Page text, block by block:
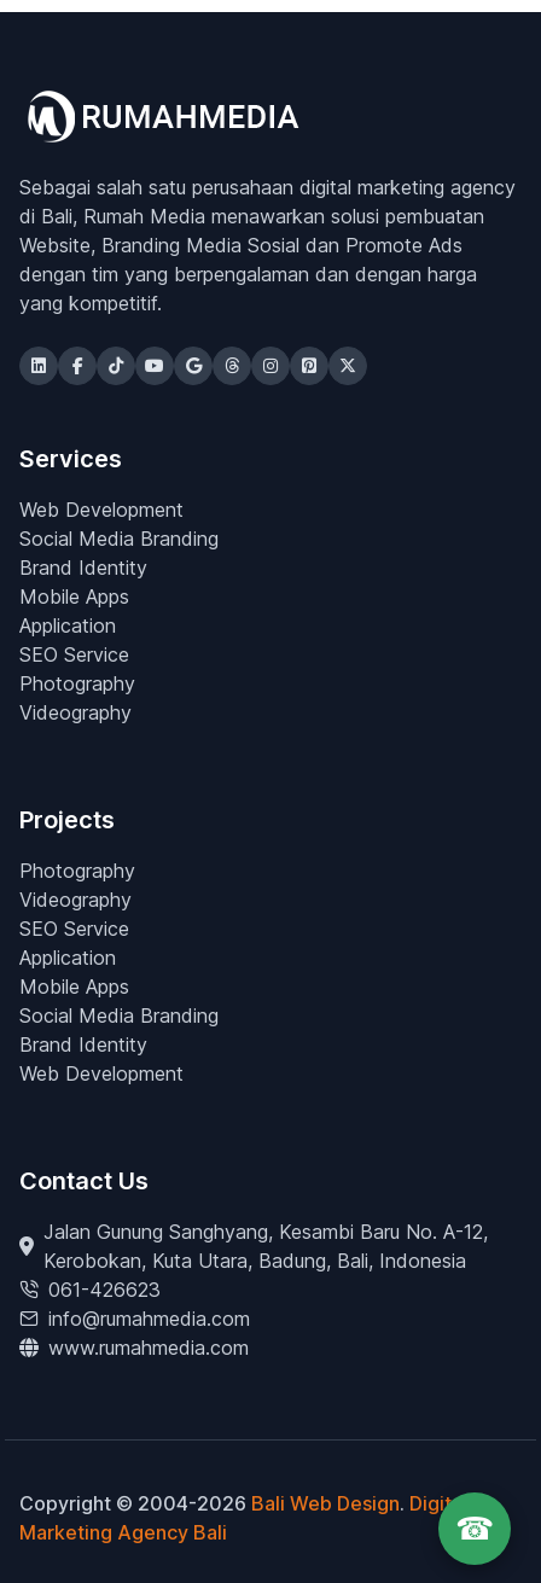
Sebagai salah satu perusahaan digital marketing agency
di Bali, Rumah Media menawarkan solusi pembuatan
Website, Branding Media Sosial dan Promote Ads
dengan tim yang berpengalaman dan dengan harga
yang kompetitif.
Services
Web Development
Social Media Branding
Brand Identity
Mobile Apps
Application
SEO Service
Photography
Videography
Projects
Photography
Videography
SEO Service
Application
Mobile Apps
Social Media Branding
Brand Identity
Web Development
Contact Us
Jalan Gunung Sanghyang, Kesambi Baru No. A-12,
Kerobokan, Kuta Utara, Badung, Bali, Indonesia
061-426623
info@rumahmedia.com
www.rumahmedia.com
Copyright © 2004-2026 Bali Web Design. Digital
Marketing Agency Bali
☎